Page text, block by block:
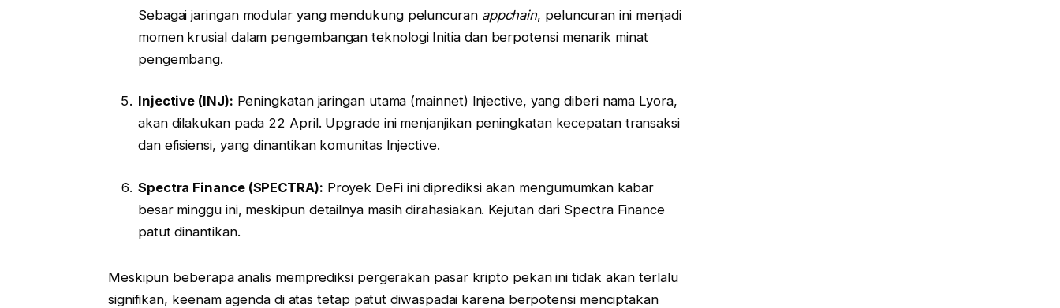
Sebagai jaringan modular yang mendukung peluncuran appchain, peluncuran ini menjadi
momen krusial dalam pengembangan teknologi Initia dan berpotensi menarik minat
pengembang.
Injective (INJ): Peningkatan jaringan utama (mainnet) Injective, yang diberi nama Lyora,
akan dilakukan pada 22 April. Upgrade ini menjanjikan peningkatan kecepatan transaksi
dan efisiensi, yang dinantikan komunitas Injective.
Spectra Finance (SPECTRA): Proyek DeFi ini diprediksi akan mengumumkan kabar
besar minggu ini, meskipun detailnya masih dirahasiakan. Kejutan dari Spectra Finance
patut dinantikan.
Meskipun beberapa analis memprediksi pergerakan pasar kripto pekan ini tidak akan terlalu
signifikan, keenam agenda di atas tetap patut diwaspadai karena berpotensi menciptakan